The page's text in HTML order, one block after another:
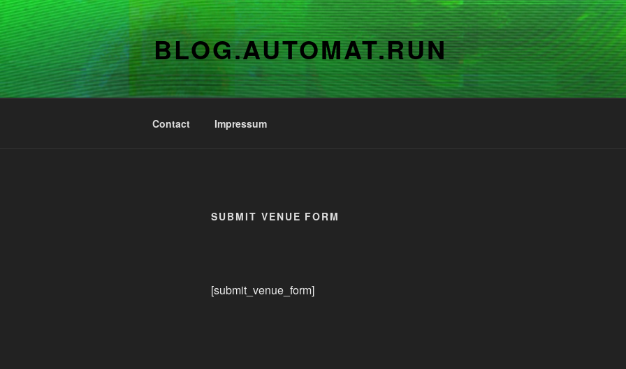
Zum
Inhalt
springen
BLOG.AUTOMAT.RUN
Contact Impressum
SUBMIT VENUE FORM
[submit_venue_form]